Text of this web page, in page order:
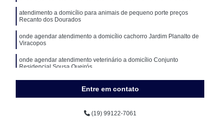
atendimento a domicílio para animais de pequeno porte preços
Recanto dos Dourados
onde agendar atendimento a domicílio cachorro Jardim Planalto de
Viracopos
onde agendar atendimento veterinário a domicílio Conjunto
Residencial Sousa Queirós
Entre em contato
(19) 99122-7061